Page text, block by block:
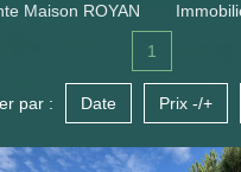
Maison ROYAN
1
par : Date Prix -/+